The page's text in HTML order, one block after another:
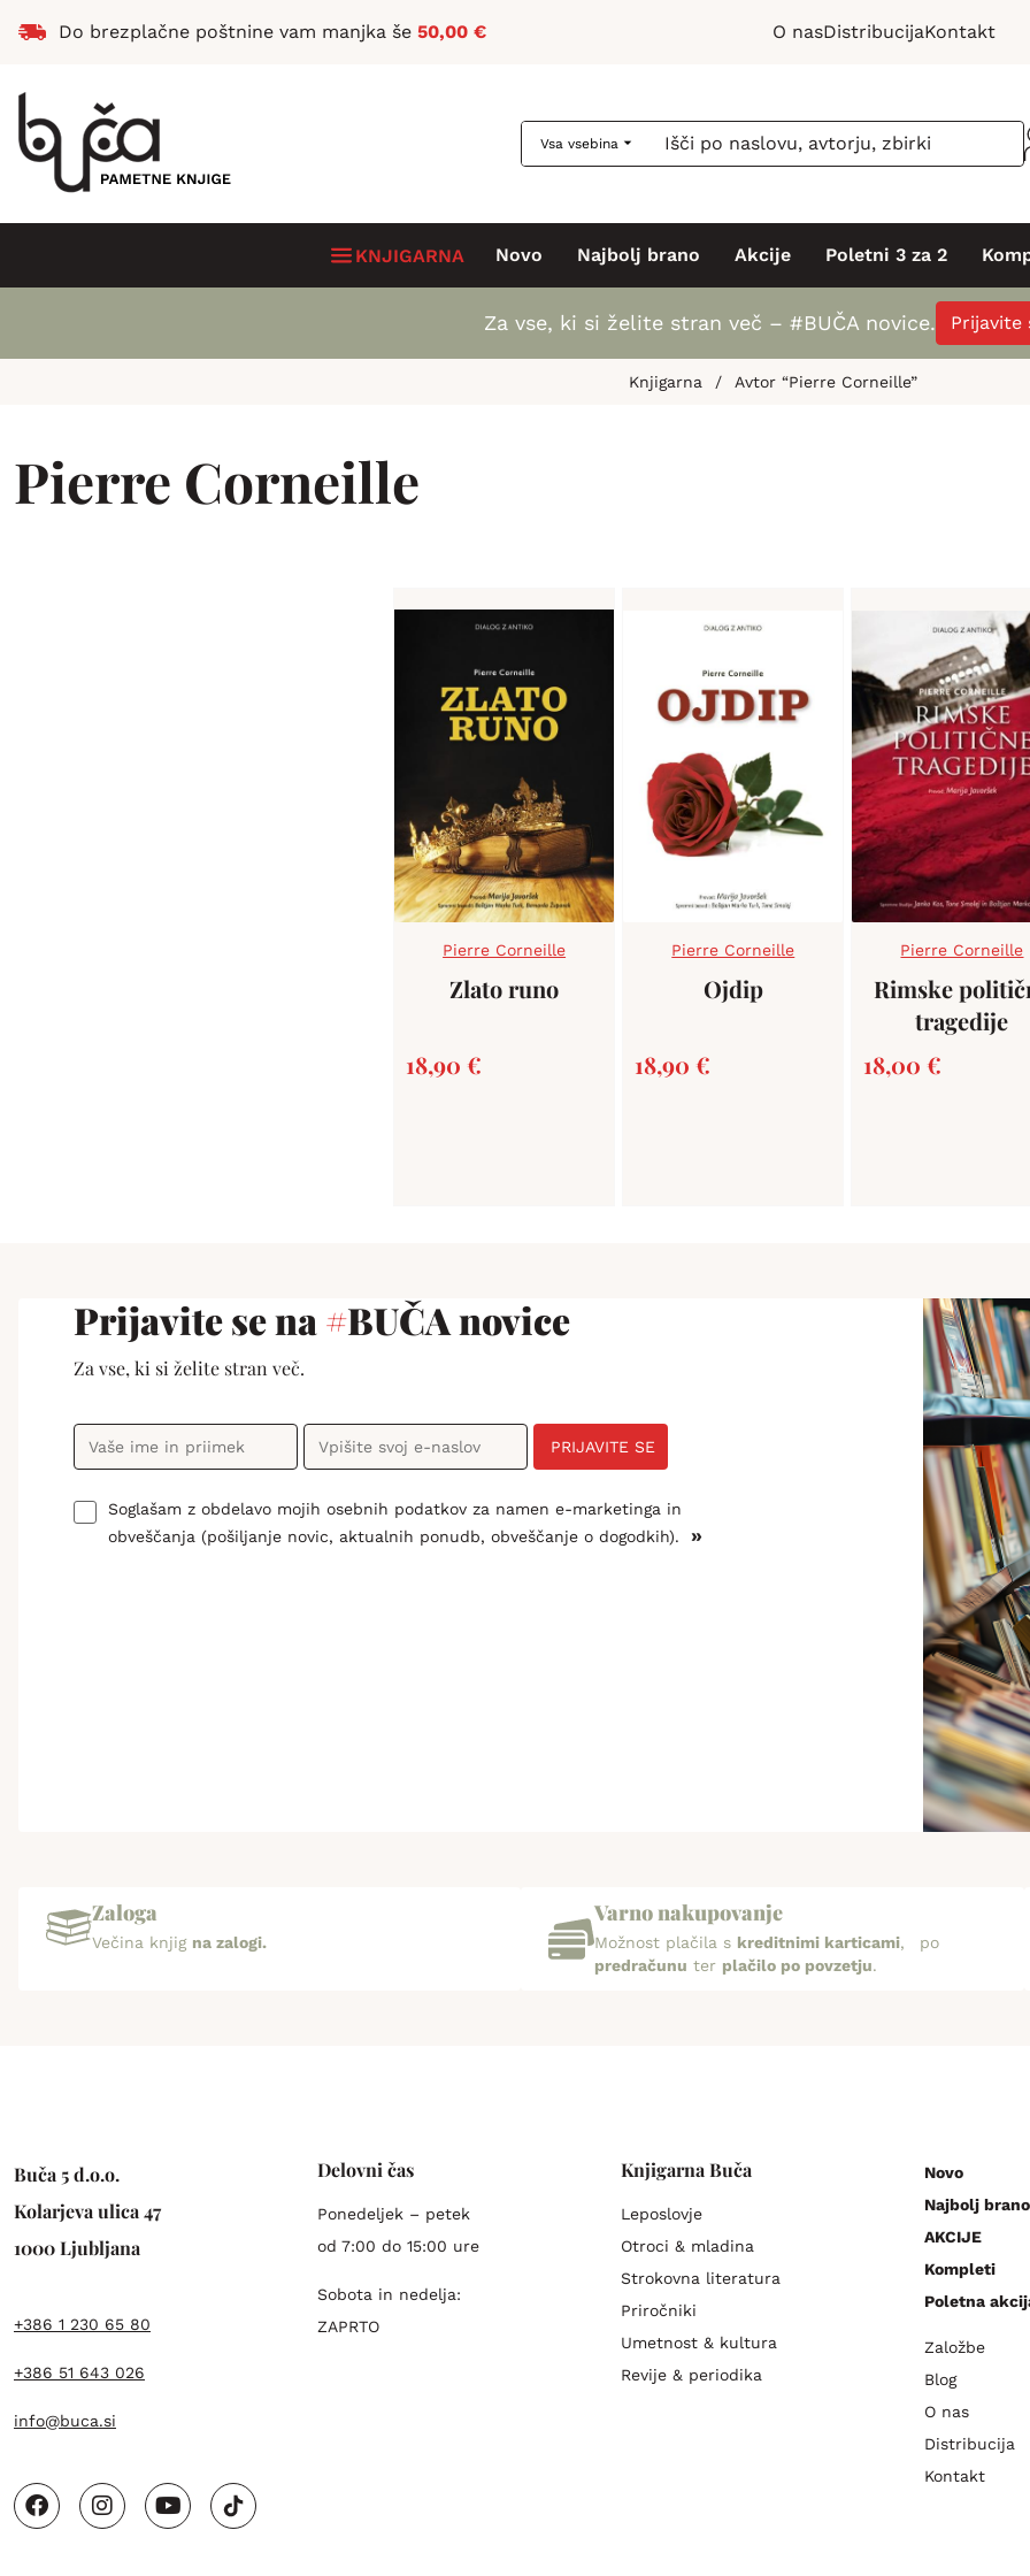
Do brezplačne poštnine vam manjka še 50,00 € O nasDistribucijaKontakt
Vsa vsebina
KNJIGARNA Novo Najbolj brano Akcije Poletni 3 za 2
Za vse, ki si želite stran več – #BUČA novice. Prijavite
Knjigarna / Avtor “Pierre Corneille”
Pierre Corneille
Pierre Corneille
Zlato runo
18,90 €
Pierre Corneille
Ojdip
18,90€
Pierre Corneille
Rimske
tragedije
18,00€
Prijavite se na#BUČA novice
Za vse, ki si želite stran več.
Soglašam z obdelavo mojih osebnih podatkov za namen e-marketinga in
obveščanja (pošiljanje novic, aktualnih ponudb, obveščanje o dogodkih).
»
PRIJAVITE SE
Zaloga
Večina knjig na zalogi.
Varno nakupovanje
Možnost plačila s kreditnimi karticami, po
predračunu ter plačilo po povzetju.
Buča 5 d.o.o.
Kolarjeva ulica 47
1000 Ljubljana
+386 1 230 65 80
+386 51 643 026
info@buca.si
Delovni čas
Ponedeljek – petek
od 7:00 do 15:00 ure
Sobota in nedelja:
ZAPRTO
Knjigarna Buča
Leposlovje
Otroci & mladina
Strokovna literatura
Priročniki
Umetnost & kultura
Revije & periodika
Novo
Najbolj brano
AKCIJE
Kompleti
Poletna
Založbe
Blog
O nas
Distribucija
Kontakt